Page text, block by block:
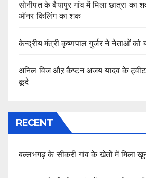
सोनीपत के बैयापुर गांव में मिला छात्रा का
ऑनर किलिंग का शक
केन्द्रीय मंत्री कृष्णपाल गुर्जर ने नेताओं को
अनिल विज औऱ कैप्टन अजय यादव के ट्वीट
कूदे
RECENT
बल्लभगढ़ के सीकरी गांव के खेतों में मिला